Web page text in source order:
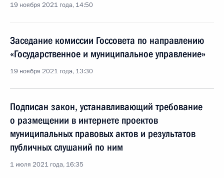
19 ноября 2021 года, 14:50
Заседание комиссии Госсовета по направлению
«Государственное и муниципальное управление»
19 ноября 2021 года, 13:30
Подписан закон, устанавливающий требование
о размещении в интернете проектов
муниципальных правовых актов и результатов
публичных слушаний по ним
1 июля 2021 года, 16:35